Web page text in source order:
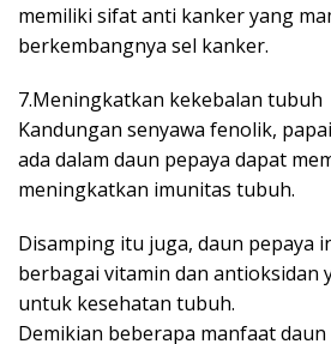
memiliki sifat anti kanker yang
berkembangnya sel kanker.
7.Meningkatkan kekebalan tubuh
Kandungan senyawa fenolik,
ada dalam daun pepaya dapat
meningkatkan imunitas tubuh.
Disamping itu juga, daun pepaya
berbagai vitamin dan antioksidan
untuk kesehatan tubuh.
Demikian beberapa manfaat